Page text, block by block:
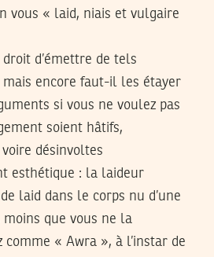
vous « laid, niais et vulgaire
droit d’émettre de tels
mais encore faut-il les étayer
si vous ne voulez pas
soient hâtifs,
désinvoltes
esthétique : la laideur
laid dans le corps nu d’une
moins que vous ne la
comme « Awra », à l’instar de